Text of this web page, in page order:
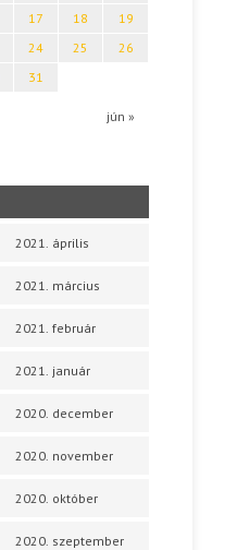
jún »
17 18
19
24 25
26
31
2021. április
2021. március
2021. február
2021. január
2020. december
2020. november
2020. október
2020. szeptember